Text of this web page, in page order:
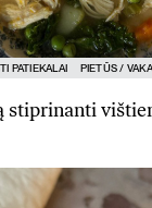
PATIEKALAI PIETŪS /
stiprinanti